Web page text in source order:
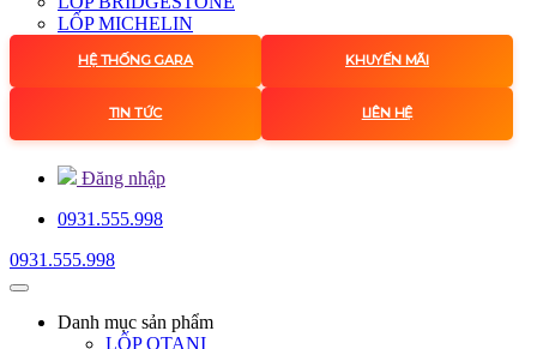
LỐP MICHELIN
HỆ THỐNG GARA KHUYẾN MÃI
TIN TỨC LIÊN HỆ
Đăng nhập
0931.555.998
0931.555.998
Danh mục sản phẩm
LỐP OTANI